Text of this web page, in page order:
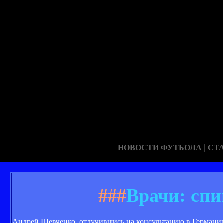
НОВОСТИ ФУТБОЛА |
###Врачи:
Андрей Шевченко, отлучившись на консультацию в